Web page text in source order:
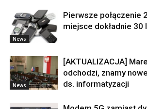
News
Pierwsze połączenie
miejsce dokładnie 30
News
[AKTUALIZACJA]
odchodzi, znamy
ds. informatyzacji